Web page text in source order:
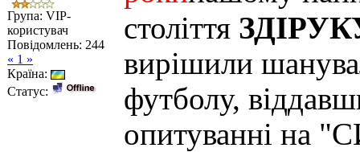
Група: VIP-
користувач
Повідомлень: 244
« 1 »
Країна:
Статус:
століття
вирішили
футболу,
опитуванні на